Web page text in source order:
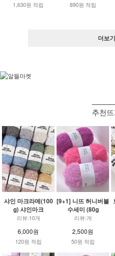
1,630원 적립 890원 적립
더보
추천
샤인 마크라메(100
g) 샤인마크
리뷰:10개
6,000원
120원 적립
[9+1] 니뜨 허니버블
수세미 (80g
리뷰:개
2,500원
50원 적립